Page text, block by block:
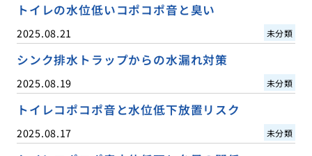
トイレの水位低いコポコポ音と臭い
2025.08.21 未分類
シンク排水トラップからの水漏れ対策
2025.08.19 未分類
トイレコポコポ音と水位低下放置リスク
2025.08.17 未分類